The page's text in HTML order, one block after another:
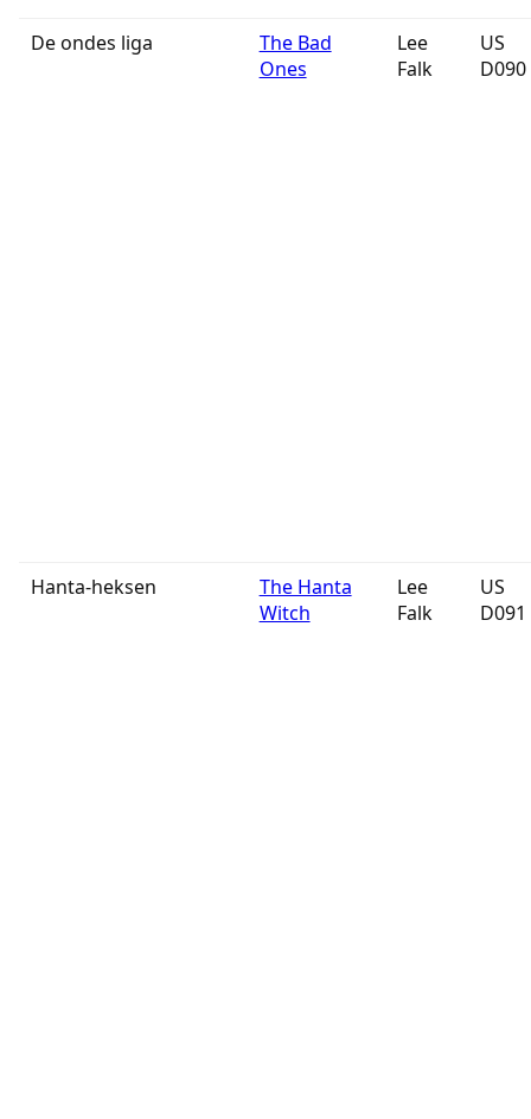
De ondes liga
The Bad
Ones
Lee
Falk
US
D090
Hanta-heksen
The Hanta
Witch
Lee
Falk
US
D091